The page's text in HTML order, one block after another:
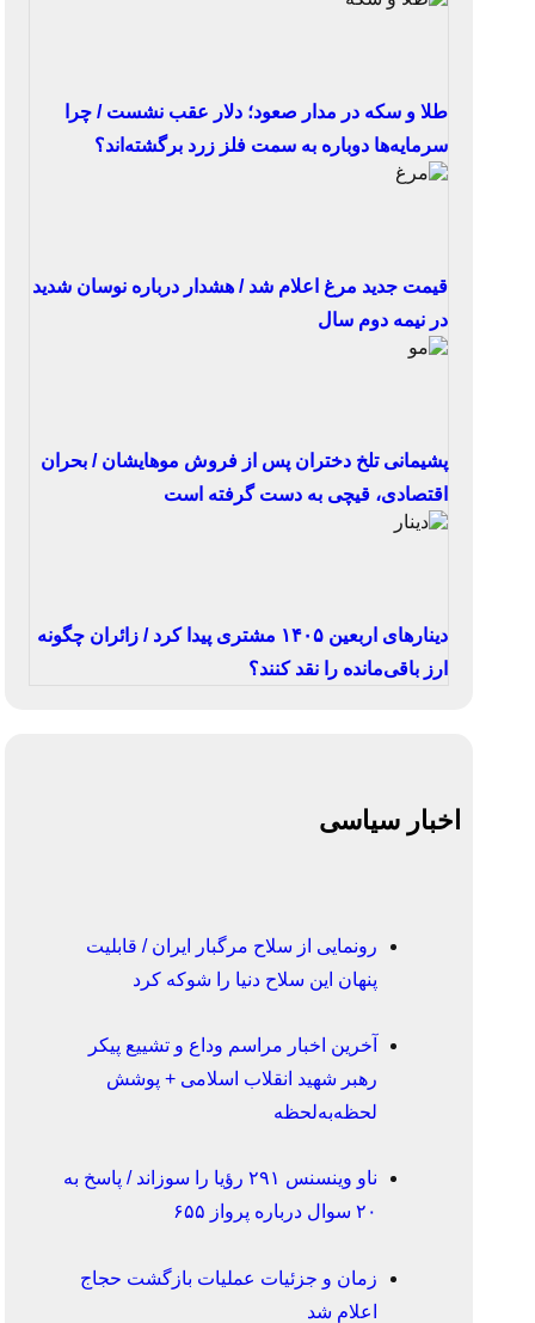
طلا و سکه در مدار صعود؛ دلار عقب نشست / چرا
سرمایه‌ها دوباره به سمت فلز زرد برگشته‌اند؟
قیمت جدید مرغ اعلام شد / هشدار درباره نوسان شدید
در نیمه دوم سال
پشیمانی تلخ دختران پس از فروش موهایشان / بحران
اقتصادی، قیچی به دست گرفته است
دینارهای اربعین ۱۴۰۵ مشتری پیدا کرد / زائران چگونه
ارز باقی‌مانده را نقد کنند؟
اخبار سیاسی
رونمایی از سلاح مرگبار ایران / قابلیت
پنهان این سلاح دنیا را شوکه کرد
آخرین اخبار مراسم وداع و تشییع پیکر
رهبر شهید انقلاب اسلامی + پوشش
لحظه‌به‌لحظه
ناو وینسنس ۲۹۱ رؤیا را سوزاند / پاسخ به
زمان و جزئیات عملیات بازگشت حجاج
اعلام شد